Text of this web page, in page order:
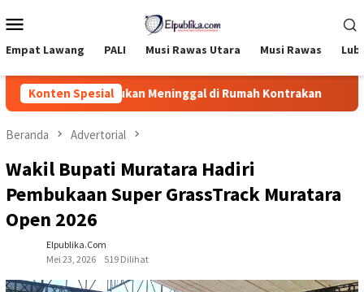
ke
Mobile
Empat Lawang PALI Musi Rawas Utara Musi Rawas
Konten Spesial
Malam Ditemukan Meninggal di Rumah Kontrakan
Beranda Advertorial
Wakil Bupati Muratara Hadiri
Pembukaan Super GrassTrack Muratara
Open 2026
Elpublika.com
Mei 23, 2026
519 Dilihat